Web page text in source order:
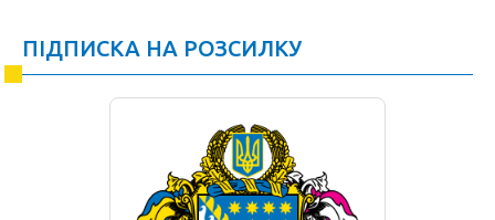
ПІДПИСКА НА РОЗСИЛКУ